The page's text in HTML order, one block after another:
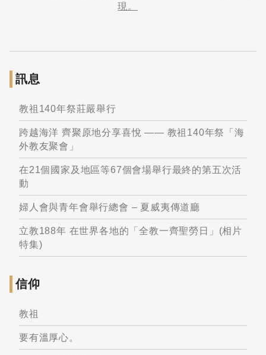
現。
訊息
教祖140年祭莊嚴舉行
跨越海洋 齊聚原地分享喜悅 —— 教祖140年祭「海
外教友聚會」
在21個國家及地區等67個會場舉行最終的第五次活
動
婦人會與青年會舉行總會 – 夏威夷傳道廳
立教188年 在世界各地的「全教一齊聖勞日」(相片
特集)
信仰
教祖
要有溫厚心。